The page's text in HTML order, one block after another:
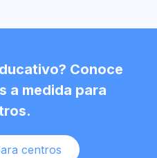
Conoce
a medida para
centros